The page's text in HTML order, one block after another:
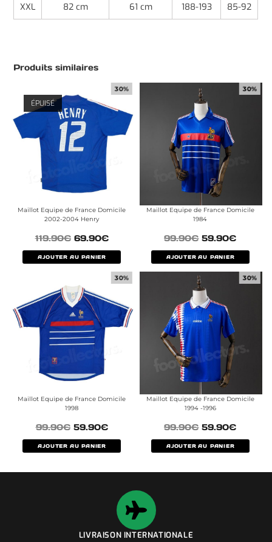
XXL 82 cm 61 cm 188-193 85-92
Produits similaires
30%
ÉPUISÉ
Maillot Equipe de France Domicile
2002-2004 Henry
119.90€ 69.90€
AJOUTER AU PANIER
30%
Maillot Equipe de France Domicile
1984
99.90€ 59.90€
AJOUTER AU PANIER
30%
Maillot Equipe de France Domicile
1998
99.90€ 59.90€
AJOUTER AU PANIER
30%
Maillot Equipe de France Domicile
1994 -1996
99.90€ 59.90€
AJOUTER AU PANIER
LIVRAISON INTERNATIONALE